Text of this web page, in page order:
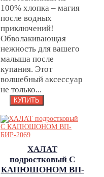
100% хлопка – магия
после водных
приключений!
Обволакивающая
нежность для вашего
малыша после
купания. Этот
волшебный аксессуар
не только...
ХАЛАТ
подростковый С
КАПЮШОНОМ ВП-